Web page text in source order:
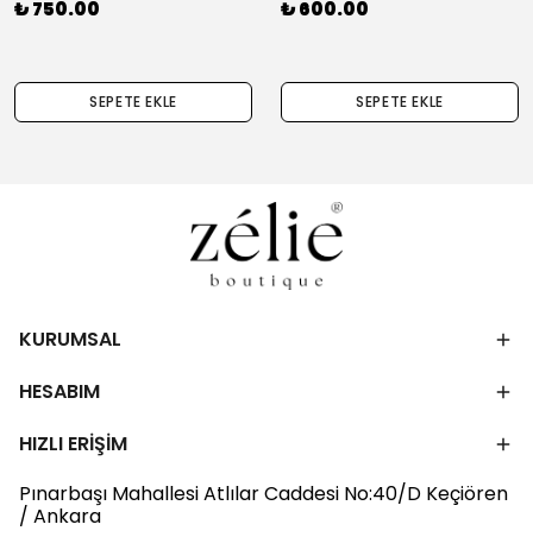
₺ 750.00
SEPETE EKLE
₺ 600.00
SEPETE EKLE
KURUMSAL
HESABIM
HIZLI ERİŞİM
Pınarbaşı Mahallesi Atlılar Caddesi No:40/D Keçiören
/ Ankara